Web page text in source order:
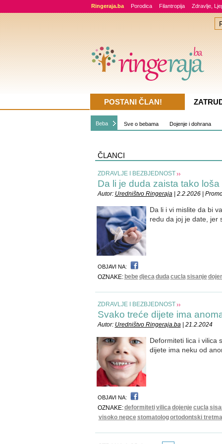
Ringeraja.ba Porodica Filantropija Zdravlje,
Beba Sve o bebama Dojenje i dohrana
ČLANCI
ZDRAVLJE I BEZBJEDNOST
Da li je duda zaista tako
Autor: Uredništvo Ringeraja| 2.2.2026 |
Da li i vi mislite da bi
redu da joj je date, jer
OBJAVI NA:
OZNAKE: bebedjecadudacuclasisanje
ZDRAVLJE I BEZBJEDNOST
Svako treće dijete ima
Autor: Uredništvo Ringeraja.ba| 21.2.2024
Deformiteti lica i vilica
dijete ima neku od
OBJAVI NA:
OZNAKE:deformitetivilicadojenjecucla
visoko nepcestomatologortodontski
POSTANI ČLAN!